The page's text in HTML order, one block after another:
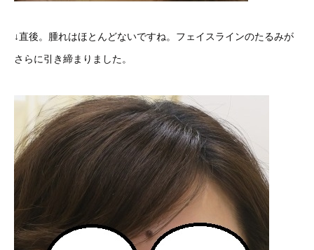
↓直後。腫れはほとんどないですね。フェイスラインのたるみが
さらに引き締まりました。